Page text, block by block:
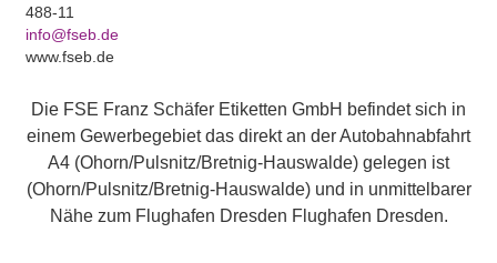
488-11
info@fseb.de
www.fseb.de
Die FSE Franz Schäfer Etiketten GmbH befindet sich in
einem Gewerbegebiet das direkt an der Autobahnabfahrt
A4 (Ohorn/Pulsnitz/Bretnig-Hauswalde) gelegen ist
(Ohorn/Pulsnitz/Bretnig-Hauswalde) und in unmittelbarer
Nähe zum Flughafen Dresden Flughafen Dresden.